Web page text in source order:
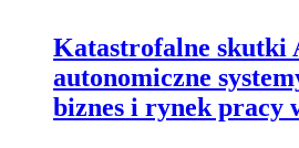
Katastrofalne skutki
autonomiczne
biznes i rynek pracy